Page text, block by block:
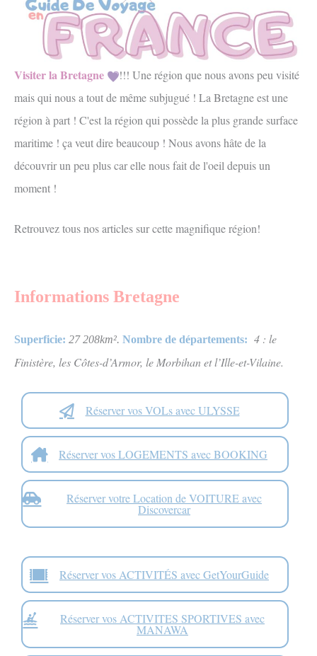
Visiter la Bretagne
!!! Une région que nous avons peu visité
mais qui nous a tout de même subjugué ! La Bretagne est une
région à part ! C'est la région qui possède la plus grande surface
maritime ! ça veut dire beaucoup ! Nous avons hâte de la
découvrir un peu plus car elle nous fait de l'oeil depuis un
moment !
Retrouvez tous nos articles sur cette magnifique région!
Informations Bretagne
Superficie: 27 208km². Nombre de départements: 4 : le
Finistère, les Côtes-d’Armor, le Morbihan et l’Ille-et-Vilaine.
Réserver vos VOLs avec ULYSSE
Réserver vos LOGEMENTS avec BOOKING
Réserver votre Location de VOITURE avec
Discovercar
Réserver vos ACTIVITÉS avec GetYourGuide
Réserver vos ACTIVITES SPORTIVES avec
MANAWA